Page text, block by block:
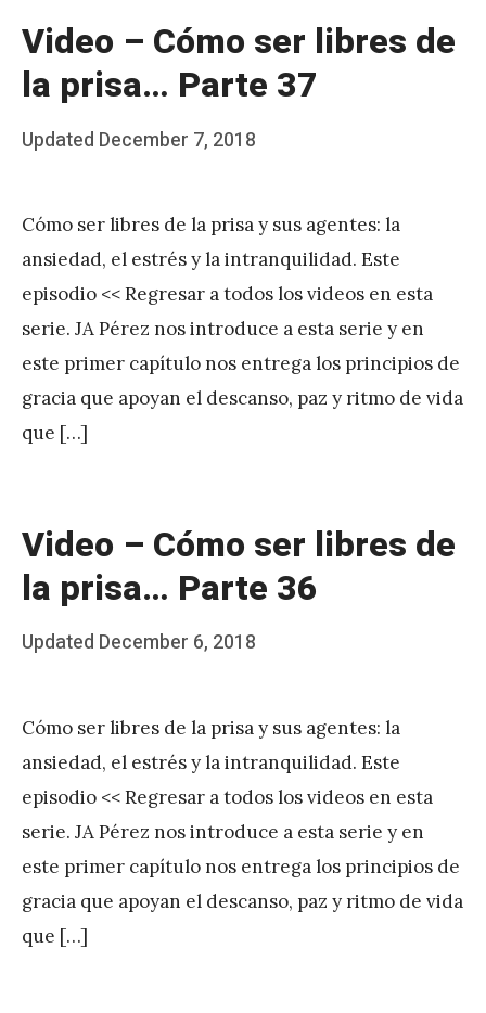
Video – Cómo ser libres de
la prisa… Parte 37
Posted
Updated December 7, 2018
b
J
A
P
é
r
e
z
Cómo ser libres de la prisa y sus agentes: la
ansiedad, el estrés y la intranquilidad. Este
episodio << Regresar a todos los videos en esta
serie. JA Pérez nos introduce a esta serie y en
este primer capítulo nos entrega los principios de
gracia que apoyan el descanso, paz y ritmo de vida
que […]
Video – Cómo ser libres de
la prisa… Parte 36
Posted
Updated December 6, 2018
b
J
A
P
é
r
e
z
Cómo ser libres de la prisa y sus agentes: la
ansiedad, el estrés y la intranquilidad. Este
episodio << Regresar a todos los videos en esta
serie. JA Pérez nos introduce a esta serie y en
este primer capítulo nos entrega los principios de
gracia que apoyan el descanso, paz y ritmo de vida
que […]